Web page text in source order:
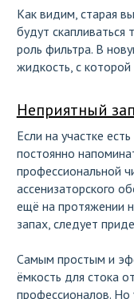
Как видим, старая
будут
роль фильтра. В
жидкость, с
Неприятный
Если на участке
постоянно
профессиональной
ассенизаторского
ещё на протяжении
запах, следует
Самым простым и
ёмкость для стока
профессионалов. Но